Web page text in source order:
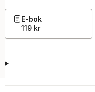
E-bok
119 kr